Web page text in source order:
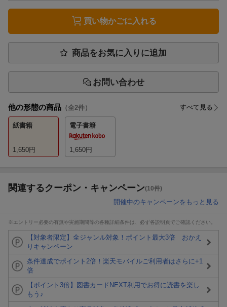
買い物かごに入れる
商品をお気に入りに追加
お問い合わせ
他の形態の商品 （全2件） すべて見る
紙書籍
1,650円
電子書籍
1,650円
関連するクーポン・キャンペーン(10件)
開催中のキャンペーンをもっと見る
※エントリー必要の有無や実施期間等の各種詳細条件は、必ず各説明頁でご確認ください。
【対象者限定】全ジャンル対象！ポイント最大3倍 おかえ
りキャンペーン
条件達成でポイント2倍！楽天モバイルご利用者はさらに+1
倍
【ポイント3倍】図書カードNEXT利用でお得に読書を楽し
もう♪